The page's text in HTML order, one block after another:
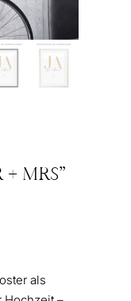
MRS”
als